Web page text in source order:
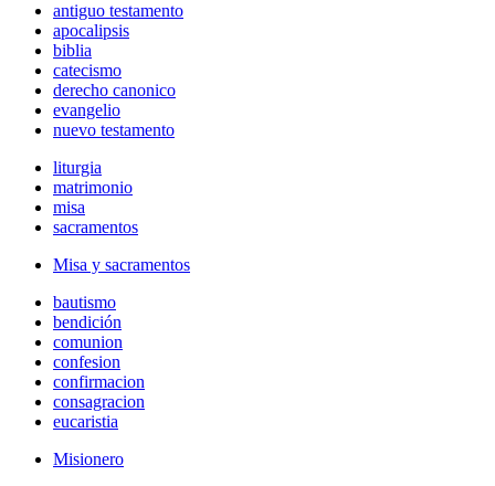
antiguo testamento
apocalipsis
biblia
catecismo
derecho canonico
evangelio
nuevo testamento
liturgia
matrimonio
misa
sacramentos
Misa y sacramentos
bautismo
bendición
comunion
confesion
confirmacion
consagracion
eucaristia
Misionero